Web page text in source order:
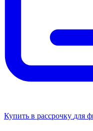
Купить в рассрочку для